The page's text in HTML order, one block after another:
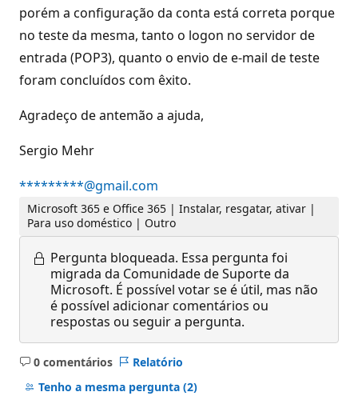
porém a configuração da conta está correta porque
no teste da mesma, tanto o logon no servidor de
entrada (POP3), quanto o envio de e-mail de teste
foram concluídos com êxito.
Agradeço de antemão a ajuda,
Sergio Mehr
*********@gmail.com
Microsoft 365 e Office 365 | Instalar, resgatar, ativar |
Para uso doméstico | Outro
Pergunta bloqueada. Essa pergunta foi
migrada da Comunidade de Suporte da
Microsoft. É possível votar se é útil, mas não
é possível adicionar comentários ou
respostas ou seguir a pergunta.
0 comentários
Sem
comentários
Relatório
Tenho a mesma pergunta (2)